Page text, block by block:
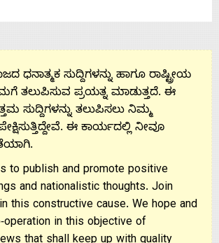
ಧನಾತ್ಮಕ ಸುದ್ದಿಗಳನ್ನು ಹಾಗೂ ರಾಷ್ಟ್ರೀಯ
ತಲುಪಿಸುವ ಪ್ರಯತ್ನ ಮಾಡುತ್ತದೆ. ಈ
ಸುದ್ದಿಗಳನ್ನು ತಲುಪಿಸಲು ನಿಮ್ಮ
ಈ ಕಾರ್ಯದಲ್ಲಿ ನೀವೂ
to publish and promote positive
and nationalistic thoughts. Join
this constructive cause. We hope and
operation in this objective of